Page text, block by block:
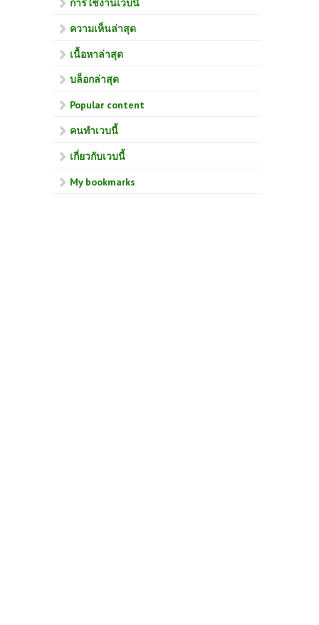
การใช้งานเวบนี้
ความเห็นล่าสุด
เนื้อหาล่าสุด
บล็อกล่าสุด
Popular content
คนทำเวบนี้
เกี่ยวกับเวบนี้
My bookmarks